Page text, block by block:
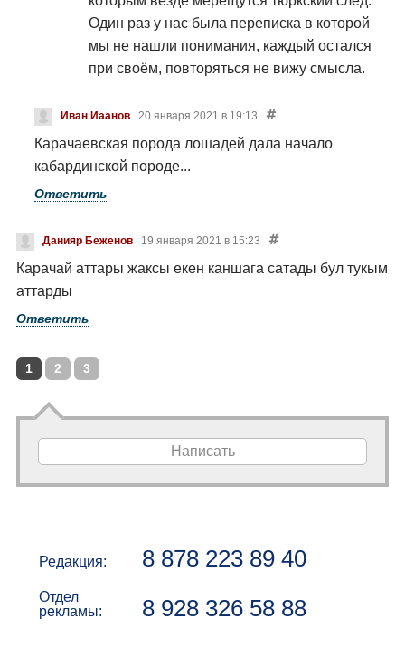
Один раз у нас была переписка в которой
мы не нашли понимания, каждый остался
при своём, повторяться не вижу смысла.
Иван Иаанов 20 января 2021 в 19:13
Карачаевская порода лошадей дала начало
кабардинской породе...
Ответить
Данияр Беженов 19 января 2021 в 15:23
Карачай аттары жаксы екен каншага сатады бул тукым
аттарды
Ответить
1 2 3
Написать
Редакция: 8 878 223 89 40
Отдел
рекламы:
8 928 326 58 88